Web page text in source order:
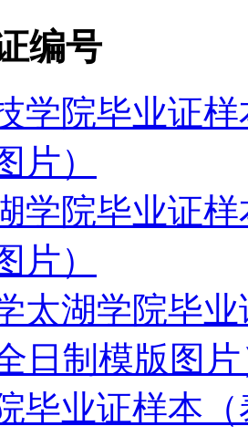
编号
学院毕业证
片）
学院毕业证
片）
太湖学院毕
日制模版图
毕业证样本